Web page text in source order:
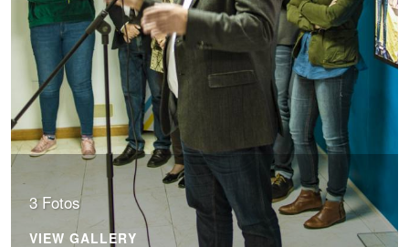
3 Fotos
VIEW GALLERY